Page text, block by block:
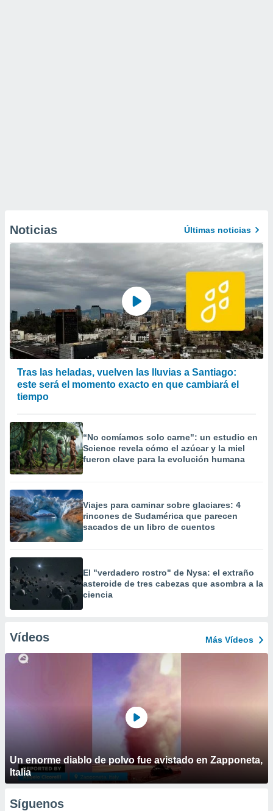
Noticias Últimas noticias
Tras las heladas, vuelven las lluvias a Santiago:
este será el momento exacto en que cambiará el
tiempo
“No comíamos solo carne": un estudio en
Science revela cómo el azúcar y la miel
fueron clave para la evolución humana
Viajes para caminar sobre glaciares: 4
rincones de Sudamérica que parecen
sacados de un libro de cuentos
El "verdadero rostro" de Nysa: el extraño
asteroide de tres cabezas que asombra a la
ciencia
Vídeos Más Vídeos
Un enorme diablo de polvo fue avistado en Zapponeta,
Italia
Síguenos